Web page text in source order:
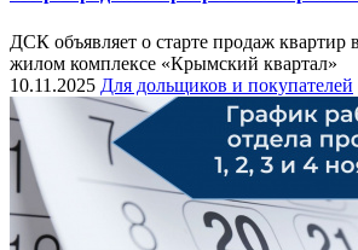
ДСК объявляет о старте продаж квартир
жилом комплексе «Крымский квартал»
10.11.2025 Для дольщиков и покупателей